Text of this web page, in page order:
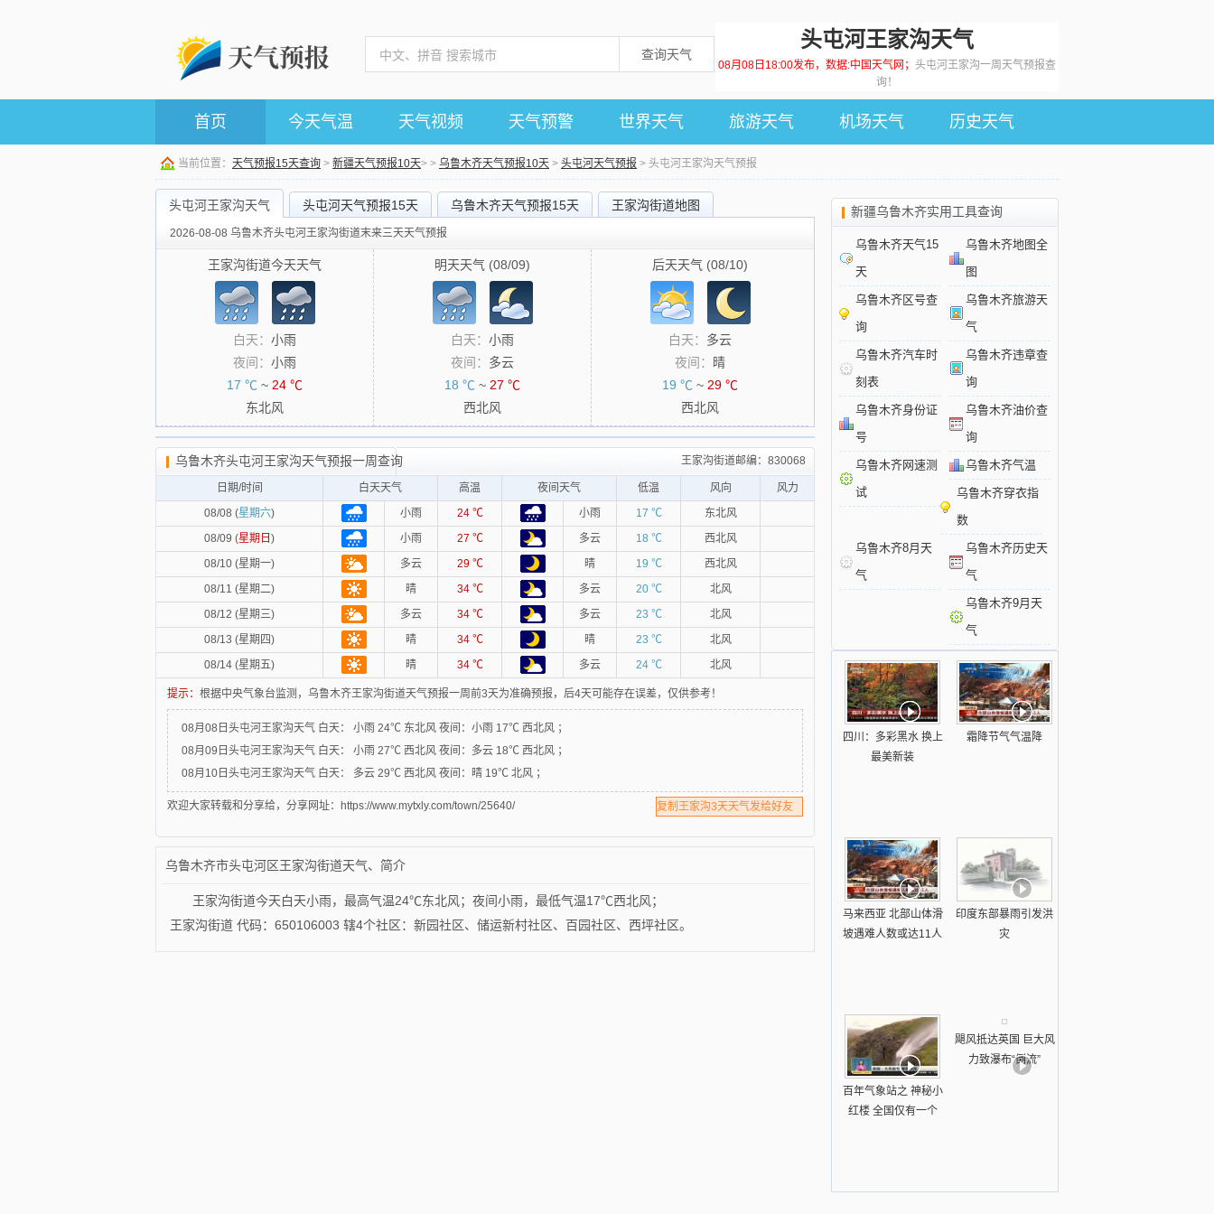
查询天气
头屯河王家沟天气
08月08日18:00发布，数据:中国天气网； 头屯河王家沟一周天气预报查
询！
首页 今天气温 天气视频 天气预警 世界天气 旅游天气 机场天气 历史天气
当前位置： 天气预报15天查询 > 新疆天气预报10天> > 乌鲁木齐天气预报10天 > 头屯河天气预报 > 头屯河王家沟天气预报
头屯河王家沟天气 头屯河天气预报15天 乌鲁木齐天气预报15天 王家沟街道地图
2026-08-08 乌鲁木齐头屯河王家沟街道末来三天天气预报
王家沟街道今天天气
白天： 小雨
夜间： 小雨
17 ℃ ~ 24 ℃
东北风
明天天气 (08/09)
白天： 小雨
夜间： 多云
18 ℃ ~ 27 ℃
西北风
后天天气 (08/10)
白天： 多云
夜间：
晴
19 ℃ ~ 29 ℃
西北风
乌鲁木齐头屯河王家沟天气预报一周查询 王家沟街道邮编：830068
日期/时间 白天天气 高温 夜间天气 低温 风向
风力
08/08 (星期六) 小雨 24 ℃ 小雨 17 ℃
东北风
08/09 (星期日 ) 小雨 27 ℃ 多云 18 ℃
西北风
08/10 (星期一)
多云 29 ℃ 晴 19 ℃
西北风
08/11 (星期二)
晴 34 ℃ 多云 20 ℃
北风
08/12 (星期三)
多云 34 ℃ 多云 23 ℃
北风
08/13 (星期四)
晴 34 ℃ 晴 23 ℃
北风
08/14 (星期五)
晴 34 ℃ 多云 24 ℃ 北风
提示： 根据中央气象台监测，乌鲁木齐王家沟街道天气预报一周前3天为准确预报，后4天可能存在误差，仅供参考！
08月08日头屯河王家沟天气 白天： 小雨 24℃ 东北风 夜间： 小雨 17℃ 西北风 ；
08月09日头屯河王家沟天气 白天： 小雨 27℃ 西北风 夜间： 多云 18℃ 西北风 ；
08月10日头屯河王家沟天气 白天： 多云 29℃ 西北风 夜间： 晴 19℃ 北风 ；
欢迎大家转载和分享给，分享网址：https://www.mytxly.com/town/25640/ 复制王家沟3天天气发给好友
乌鲁木齐市头屯河区王家沟街道天气、简介
王家沟街道今天白天小雨，最高气温24℃东北风；夜间小雨，最低气温17℃西北风；
王家沟街道 代码：650106003 辖4个社区：新园社区、储运新村社区、百园社区、西坪社区。
新疆乌鲁木齐实用工具查询
乌鲁木齐天气15
天
乌鲁木齐地图全
图
乌鲁木齐区号查
询
乌鲁木齐旅游天
气
乌鲁木齐汽车时
刻表
乌鲁木齐违章查
询
乌鲁木齐身份证
号
乌鲁木齐油价查
询
乌鲁木齐网速测
试
乌鲁木齐气温
乌鲁木齐穿衣指
数
乌鲁木齐历史天
气
乌鲁木齐8月天
气
乌鲁木齐9月天
气
四川：多彩黑水 换上
最美新装
霜降节气气温降
马来西亚 北部山体滑
坡遇难人数或达11人
印度东部暴雨引发洪
灾
百年气象站之 神秘小
红楼 全国仅有一个
飓风抵达英国 巨大风
力致瀑布“倒流”